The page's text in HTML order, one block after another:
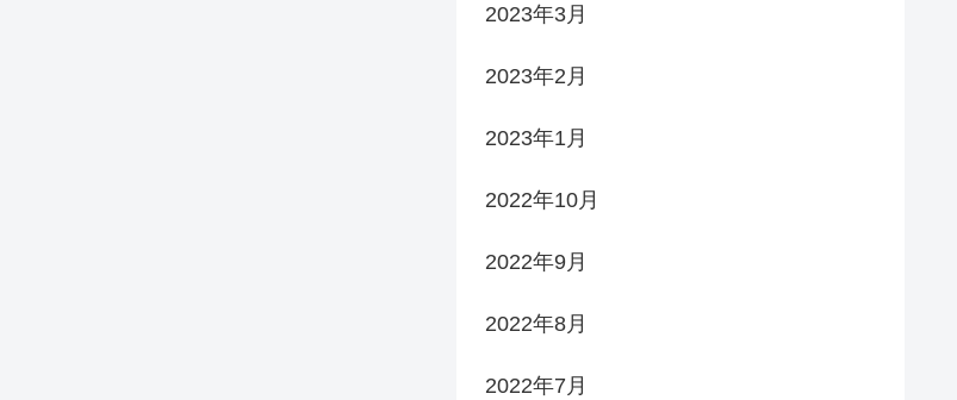
2023年3月
2023年2月
2023年1月
2022年10月
2022年9月
2022年8月
2022年7月